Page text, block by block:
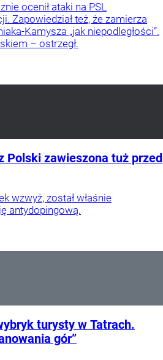
ocenił ataki na PSL
Zapowiedział też, że zamierza
Kamysza „jak niepodległości”.
– ostrzegł.
Polski zawieszona tuż przed
wzwyż, został właśnie
antydopingową.
turysty w Tatrach.
gór”